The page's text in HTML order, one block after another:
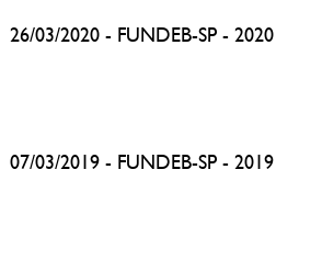
26/03/2020 - FUNDEB-SP - 2020
07/03/2019 - FUNDEB-SP - 2019